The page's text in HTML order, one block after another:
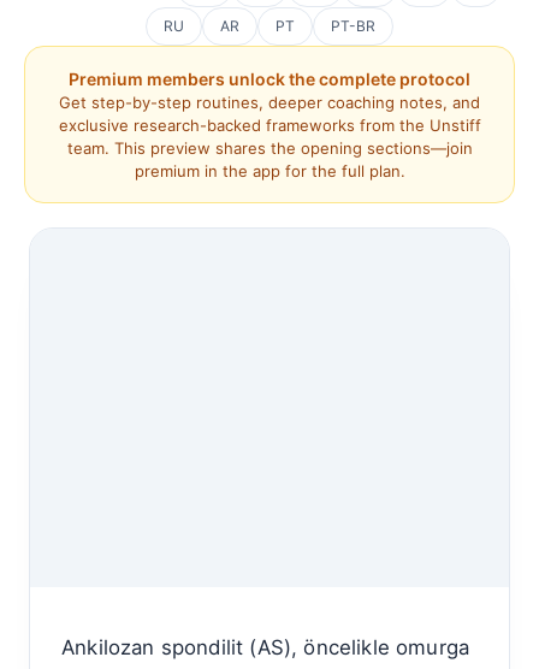
RU AR PT PT-BR
Premium members unlock the complete protocol
Get step-by-step routines, deeper coaching notes, and
exclusive research-backed frameworks from the Unstiff
team. This preview shares the opening sections—join
premium in the app for the full plan.
Ankilozan spondilit (AS), öncelikle omurga